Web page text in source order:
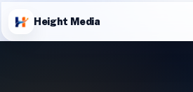
Height Media